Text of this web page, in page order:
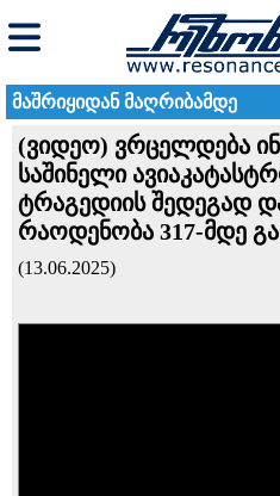
მაშრიყიდან მაღრიბამდე
(ვიდეო) ვრცელდება
საშინელი
ტრაგედიის შედეგად
რაოდენობა 317-მდე
(13.06.2025)